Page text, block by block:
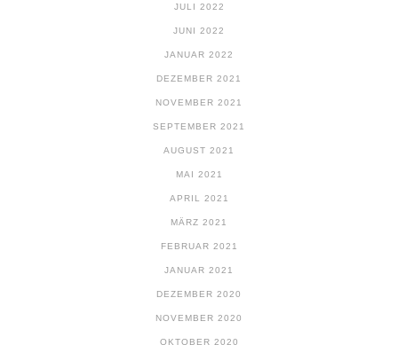
JULI 2022
JUNI 2022
JANUAR 2022
DEZEMBER 2021
NOVEMBER 2021
SEPTEMBER 2021
AUGUST 2021
MAI 2021
APRIL 2021
MÄRZ 2021
FEBRUAR 2021
JANUAR 2021
DEZEMBER 2020
NOVEMBER 2020
OKTOBER 2020